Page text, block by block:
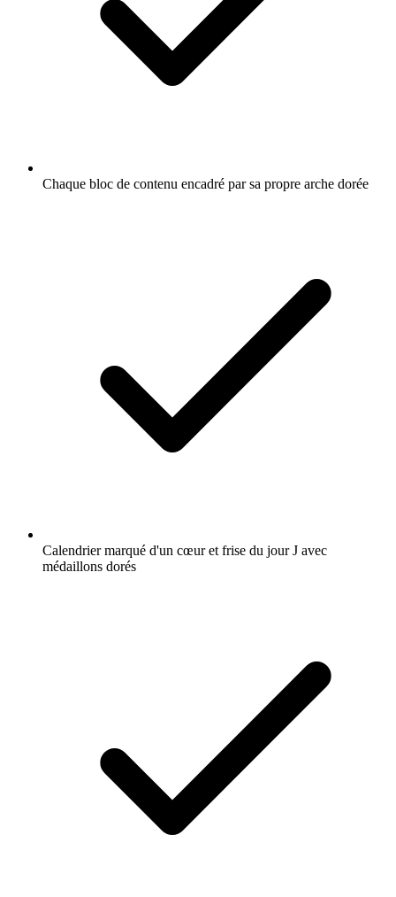
Chaque bloc de contenu encadré par sa propre arche dorée
Calendrier marqué d'un cœur et frise du jour J avec
médaillons dorés